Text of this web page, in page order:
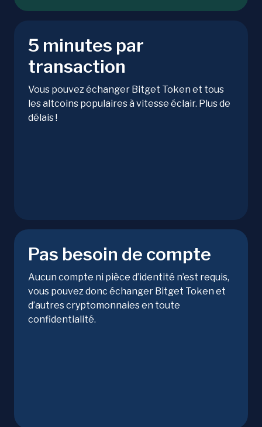
5 minutes par
transaction
Vous pouvez échanger Bitget Token et tous
les altcoins populaires à vitesse éclair. Plus de
délais !
Pas besoin de compte
Aucun compte ni pièce d’identité n’est requis,
vous pouvez donc échanger Bitget Token et
d’autres cryptomonnaies en toute
confidentialité.